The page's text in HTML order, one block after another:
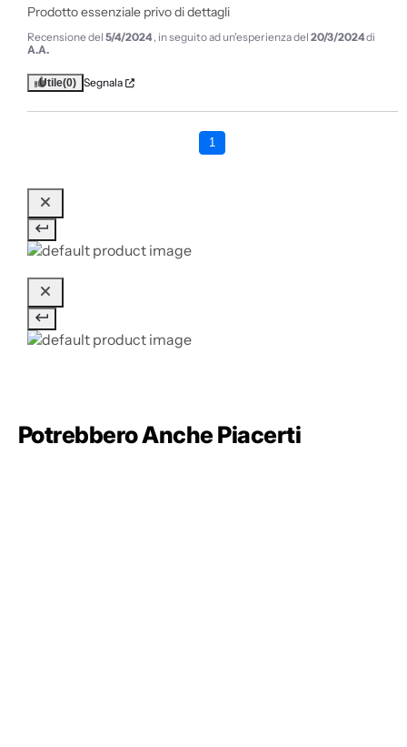
Prodotto essenziale privo di dettagli
Recensione del 5/4/2024 , in seguito ad un'esperienza del 20/3/2024di
A.A.
Utile(0) Segnala
1
Potrebbero Anche Piacerti